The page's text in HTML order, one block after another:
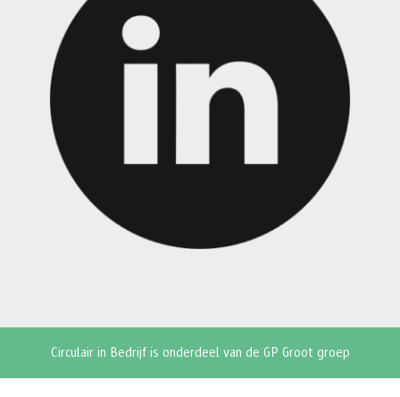
Circulair in Bedrijf is onderdeel van de GP Groot groep